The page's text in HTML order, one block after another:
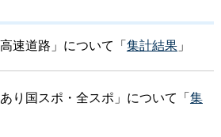
速道路」について「集計結果」
り国スポ・全スポ」について「集